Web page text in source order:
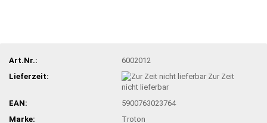
Art.Nr.:
6002012
Lieferzeit:
Zur Zeit
nicht lieferbar
EAN:
5900763023764
Marke:
Troton